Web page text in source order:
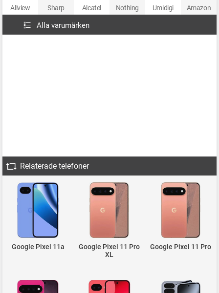
Allview
Sharp Alcatel Nothing Umidigi Amazon
Alla varumärken
Relaterade telefoner
Google Pixel 11a
Google Pixel 11 Pro
XL
Google Pixel 11 Pro